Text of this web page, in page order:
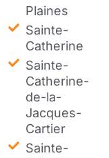
Plaines
Sainte-
Catherine
Sainte-
Catherine-
de-la-
Jacques-
Cartier
Sainte-